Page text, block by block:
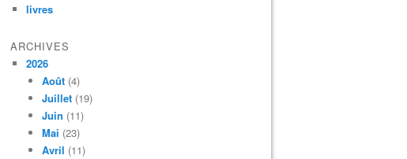
livres
ARCHIVES
2026
Août (4)
Juillet (19)
Juin (11)
Mai (23)
Avril (11)